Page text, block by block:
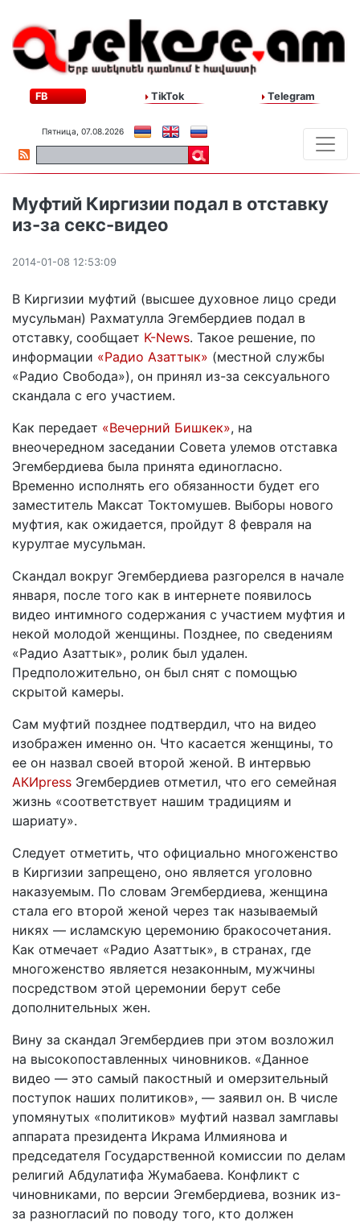
FB TikTok Telegram
Пятница, 07.08.2026
Муфтий Киргизии подал в отставку
из-за секс-видео
2014-01-08 12:53:09
В Киргизии муфтий (высшее духовное лицо среди
мусульман) Рахматулла Эгембердиев подал в
отставку, сообщает K-News. Такое решение, по
информации «Радио Азаттык» (местной службы
«Радио Свобода»), он принял из-за сексуального
скандала с его участием.
Как передает «Вечерний Бишкек», на
внеочередном заседании Совета улемов отставка
Эгембердиева была принята единогласно.
Временно исполнять его обязанности будет его
заместитель Максат Токтомушев. Выборы нового
муфтия, как ожидается, пройдут 8 февраля на
курултае мусульман.
Скандал вокруг Эгембердиева разгорелся в начале
января, после того как в интернете появилось
видео интимного содержания с участием муфтия и
некой молодой женщины. Позднее, по сведениям
«Радио Азаттык», ролик был удален.
Предположительно, он был снят с помощью
скрытой камеры.
Сам муфтий позднее подтвердил, что на видео
изображен именно он. Что касается женщины, то
ее он назвал своей второй женой. В интервью
АКИpress Эгембердиев отметил, что его семейная
жизнь «соответствует нашим традициям и
шариату».
Следует отметить, что официально многоженство
в Киргизии запрещено, оно является уголовно
наказуемым. По словам Эгембердиева, женщина
стала его второй женой через так называемый
никях — исламскую церемонию бракосочетания.
Как отмечает «Радио Азаттык», в странах, где
многоженство является незаконным, мужчины
посредством этой церемонии берут себе
дополнительных жен.
Вину за скандал Эгембердиев при этом возложил
на высокопоставленных чиновников. «Данное
видео — это самый пакостный и омерзительный
поступок наших политиков», — заявил он. В числе
упомянутых «политиков» муфтий назвал замглавы
аппарата президента Икрама Илмиянова и
председателя Государственной комиссии по делам
религий Абдулатифа Жумабаева. Конфликт с
чиновниками, по версии Эгембердиева, возник из-
за разногласий по поводу того, кто должен